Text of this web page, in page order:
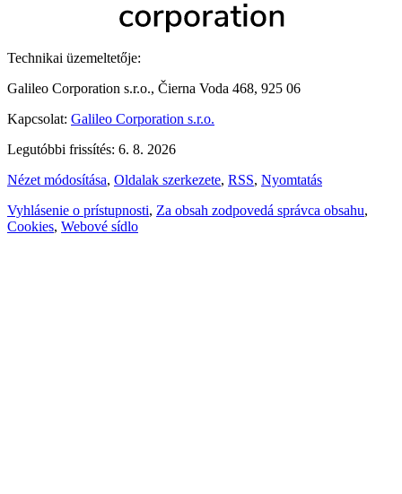
Technikai üzemeltetője:
Galileo Corporation s.r.o., Čierna Voda 468, 925 06
Kapcsolat: Galileo Corporation s.r.o.
Legutóbbi frissítés: 6. 8. 2026
Nézet módosítása, Oldalak szerkezete, RSS, Nyomtatás
Vyhlásenie o prístupnosti, Za obsah zodpovedá správca obsahu,
Cookies, Webové sídlo